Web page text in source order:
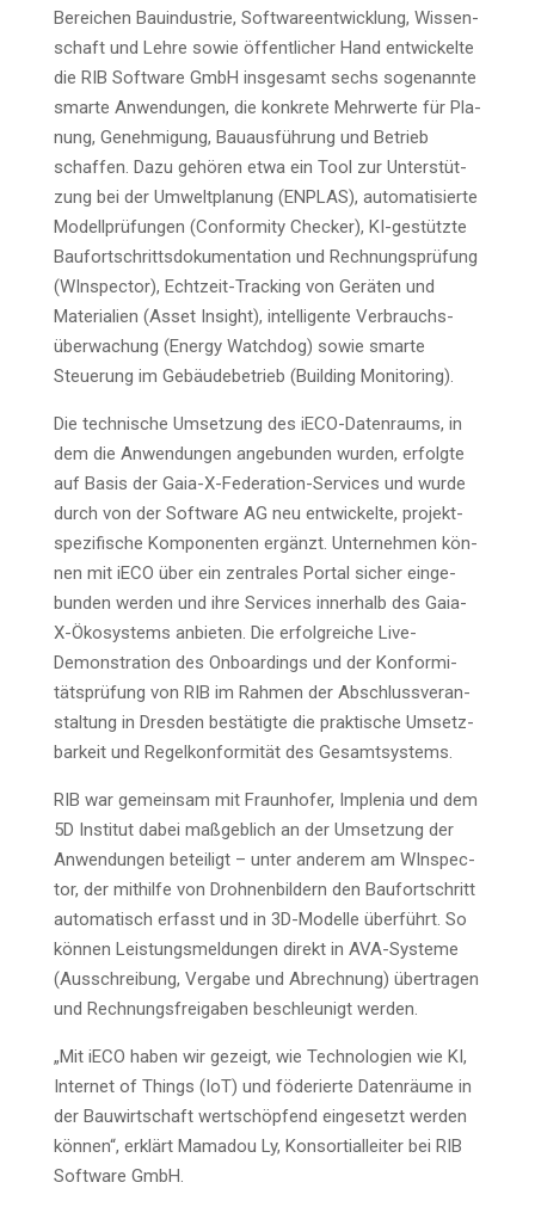
Berei­chen Bau­in­dus­trie, Soft­ware­ent­wick­lung, Wis­sen­
schaft und Leh­re sowie öffent­li­cher Hand ent­wi­ckel­te
die RIB Soft­ware GmbH ins­ge­samt sechs soge­nann­te
smar­te Anwen­dun­gen, die kon­kre­te Mehr­wer­te für Pla­
nung, Geneh­mi­gung, Bau­aus­füh­rung und Betrieb
schaf­fen. Dazu gehö­ren etwa ein Tool zur Unter­stüt­
zung bei der Umwelt­pla­nung (ENPLAS), auto­ma­ti­sier­te
Modell­prü­fun­gen (Con­for­mi­ty Che­cker), KI-gestütz­te
Bau­fort­schritts­do­ku­men­ta­ti­on und Rech­nungs­prü­fung
(WIn­spec­tor), Echt­zeit-Track­ing von Gerä­ten und
Mate­ria­li­en (Asset Insight), intel­li­gen­te Ver­brauchs­
über­wa­chung (Ener­gy Watch­dog) sowie smar­te
Steue­rung im Gebäu­de­be­trieb (Buil­ding Monitoring).
Die tech­ni­sche Umset­zung des iECO-Daten­raums, in
dem die Anwen­dun­gen ange­bun­den wur­den, erfolg­te
auf Basis der Gaia-X-Fede­ra­ti­on-Ser­vices und wur­de
durch von der Soft­ware AG neu ent­wi­ckel­te, pro­jekt­
spe­zi­fi­sche Kom­po­nen­ten ergänzt. Unter­neh­men kön­
nen mit iECO über ein zen­tra­les Por­tal sicher ein­ge­
bun­den wer­den und ihre Ser­vices inner­halb des Gaia-
X-Öko­sys­tems anbie­ten. Die erfolg­rei­che Live-
Demons­tra­ti­on des Onboar­dings und der Kon­for­mi­
täts­prü­fung von RIB im Rah­men der Abschluss­ver­an­
stal­tung in Dres­den bestä­tig­te die prak­ti­sche Umsetz­
bar­keit und Regel­kon­for­mi­tät des Gesamtsystems.
RIB war gemein­sam mit Fraun­ho­fer, Imp­le­nia und dem
5D Insti­tut dabei maß­geb­lich an der Umset­zung der
Anwen­dun­gen betei­ligt – unter ande­rem am WIn­spec­
tor, der mit­hil­fe von Droh­nen­bil­dern den Bau­fort­schritt
auto­ma­tisch erfasst und in 3D-Model­le über­führt. So
kön­nen Leis­tungs­mel­dun­gen direkt in AVA-Sys­te­me
(Aus­schrei­bung, Ver­ga­be und Abrech­nung) über­tra­gen
und Rech­nungs­frei­ga­ben beschleu­nigt werden.
„Mit iECO haben wir gezeigt, wie Tech­no­lo­gien wie KI,
Inter­net of Things (IoT) und föde­rier­te Daten­räu­me in
der Bau­wirt­schaft wert­schöp­fend ein­ge­setzt wer­den
kön­nen“, erklärt Mama­dou Ly, Kon­sor­ti­al­lei­ter bei RIB
Soft­ware GmbH.